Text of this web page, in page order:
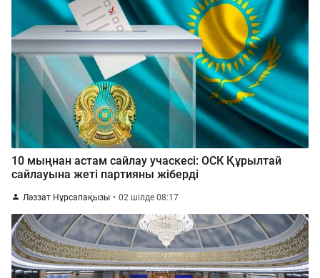
10 мыңнан астам сайлау учаскесі: ОСК Құрылтай
сайлауына жеті партияны жіберді
Ләззат Нұрсапақызы 02 шілде 08:17